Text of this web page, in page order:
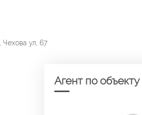
Чехова ул, 67
Агент по объекту